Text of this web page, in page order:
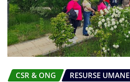
CSR & ONG RESURSE UMANE